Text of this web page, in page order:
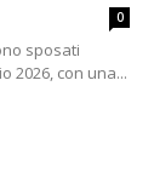
0
sposati
2026, con una...